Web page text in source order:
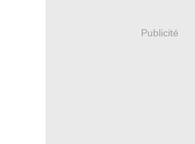
Publicité